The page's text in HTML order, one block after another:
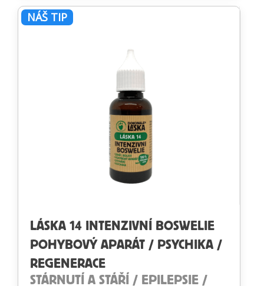
NÁŠ TIP
LÁSKA 14 INTENZIVNÍ BOSWELIE
POHYBOVÝ APARÁT / PSYCHIKA /
REGENERACE
STÁRNUTÍ A STÁŘÍ / EPILEPSIE /